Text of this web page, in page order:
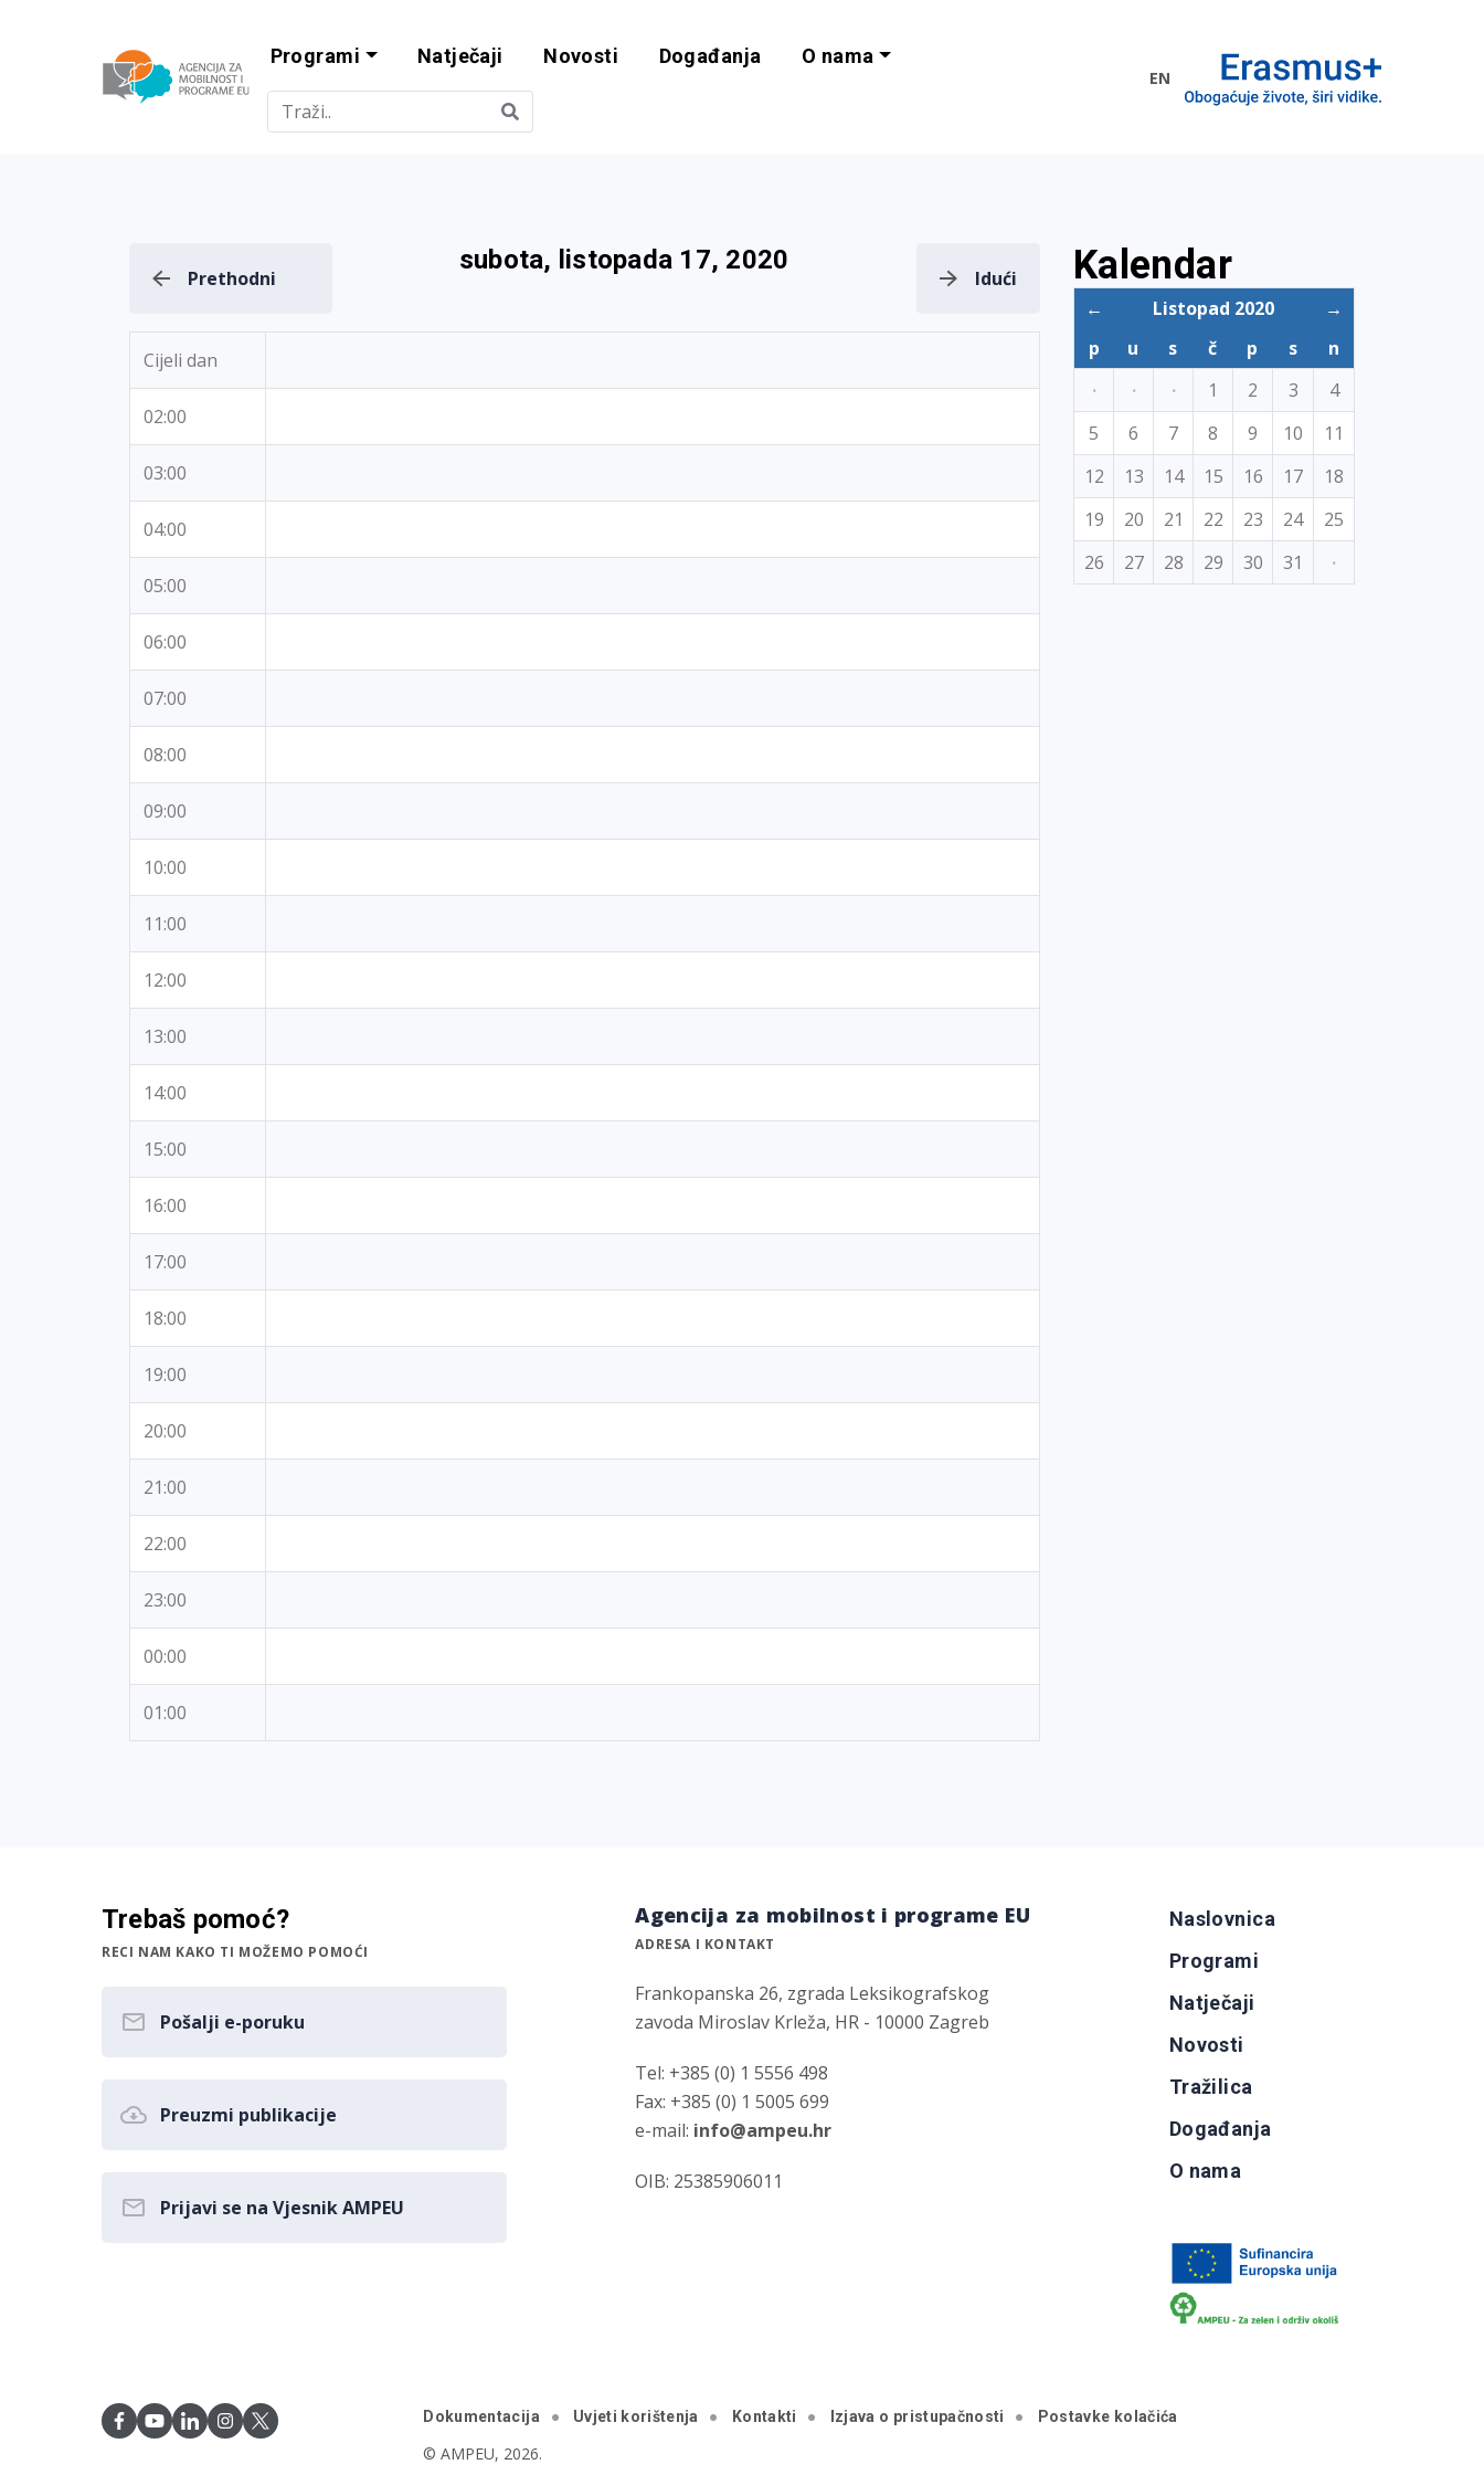
Agencija za mobilnost i programe EU
Programi Natječaji Novosti Događanja O nama
EN
Prethodni
subota, listopada 17, 2020
Idući
Cijeli dan
02:00
03:00
04:00
05:00
06:00
07:00
08:00
09:00
10:00
11:00
12:00
13:00
14:00
15:00
16:00
17:00
18:00
19:00
20:00
21:00
22:00
23:00
00:00
01:00
Kalendar
← Listopad 2020
→
p
u s č p s
n
·
· · 1 2 3
4
5
6 7 8 9 10
11
12
13 14 15 16 17
18
19
20 21 22 23 24
25
26
27 28 29 30 31 ·
Trebaš pomoć?
RECI NAM KAKO TI MOŽEMO POMOĆI
Pošalji e-poruku
Preuzmi publikacije
Prijavi se na Vjesnik AMPEU
Agencija za mobilnost i programe EU
ADRESA I KONTAKT
Frankopanska 26, zgrada Leksikografskog
zavoda Miroslav Krleža, HR - 10000 Zagreb
Tel: +385 (0) 1 5556 498
Fax: +385 (0) 1 5005 699
e-mail: info@ampeu.hr
OIB: 25385906011
Naslovnica
Programi
Natječaji
Novosti
Tražilica
Događanja
O nama
Dokumentacija Uvjeti korištenja Kontakti Izjava o pristupačnosti Postavke kolačića
© AMPEU, 2026.